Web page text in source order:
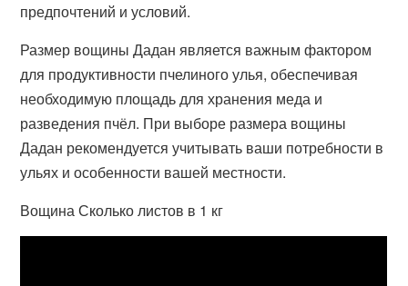
предпочтений и условий.
Размер вощины Дадан является важным фактором
для продуктивности пчелиного улья, обеспечивая
необходимую площадь для хранения меда и
разведения пчёл. При выборе размера вощины
Дадан рекомендуется учитывать ваши потребности в
ульях и особенности вашей местности.
Вощина Сколько листов в 1 кг